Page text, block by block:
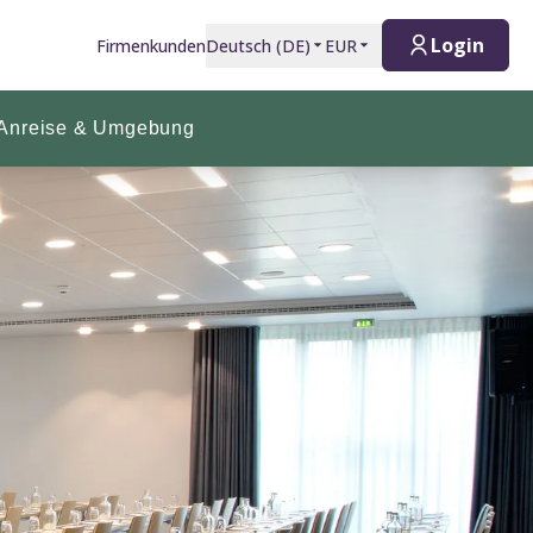
FirmenkundenDeutsch (DE) EUR Login
& Umgebung